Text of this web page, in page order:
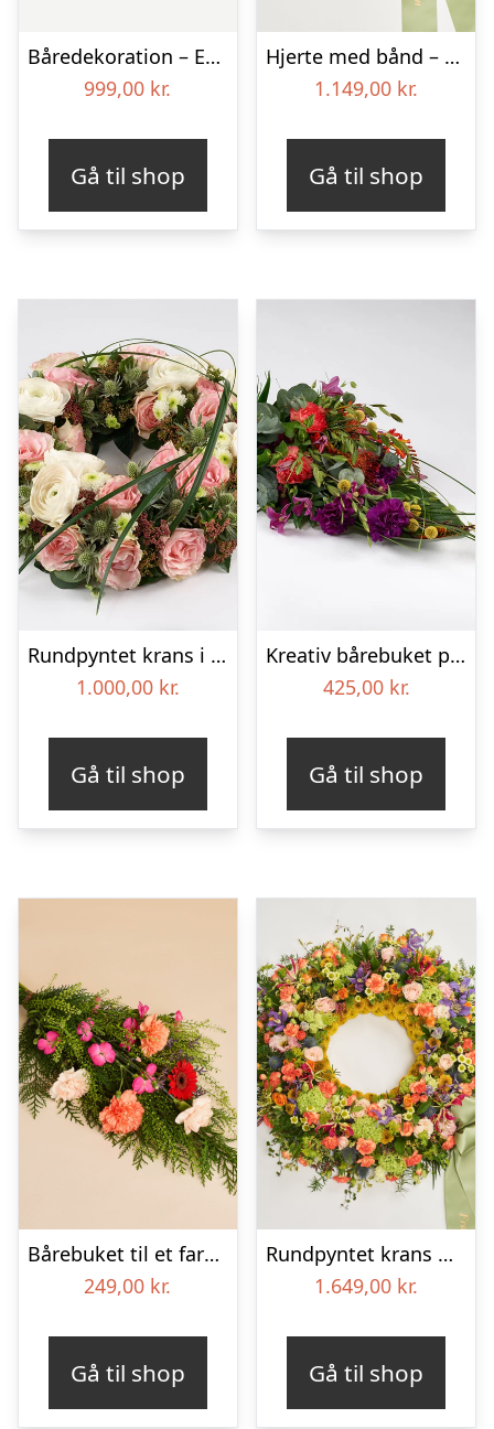
Båredekoration – Et farverigt farvel
999,00 kr.
Gå til shop
Hjerte med bånd – Floristens kreative valg
1.149,00 kr.
Gå til shop
Rundpyntet krans i lyse farver – Blomster til begravelse
1.000,00 kr.
Gå til shop
Kreativ bårebuket på stort blad – Blomster til begravelse
425,00 kr.
Gå til shop
Bårebuket til et farverigt minde
249,00 kr.
Gå til shop
Rundpyntet krans med bånd – Et farverigt farvel
1.649,00 kr.
Gå til shop